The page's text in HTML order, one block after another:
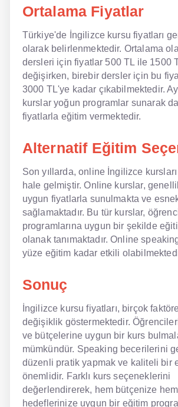
Ortalama Fiyatlar
Türkiye'de İngilizce kursu fiyatları
olarak belirlenmektedir. Ortalama
dersleri için fiyatlar 500 TL ile 1500
değişirken, birebir dersler için bu
3000 TL'ye kadar çıkabilmektedir.
kurslar yoğun programlar sunarak
fiyatlarla eğitim vermektedir.
Alternatif Eğitim
Son yıllarda, online İngilizce
hale gelmiştir. Online kurslar,
uygun fiyatlarla sunulmakta ve
sağlamaktadır. Bu tür kurslar,
programlarına uygun bir şekilde
olanak tanımaktadır. Online
yüze eğitim kadar etkili
Sonuç
İngilizce kursu fiyatları, birçok
değişiklik göstermektedir.
ve bütçelerine uygun bir kurs
mümkündür. Speaking becerilerini
düzenli pratik yapmak ve kaliteli bir
önemlidir. Farklı kurs seçeneklerini
değerlendirerek, hem bütçenize
hedeflerinize uygun bir eğitim